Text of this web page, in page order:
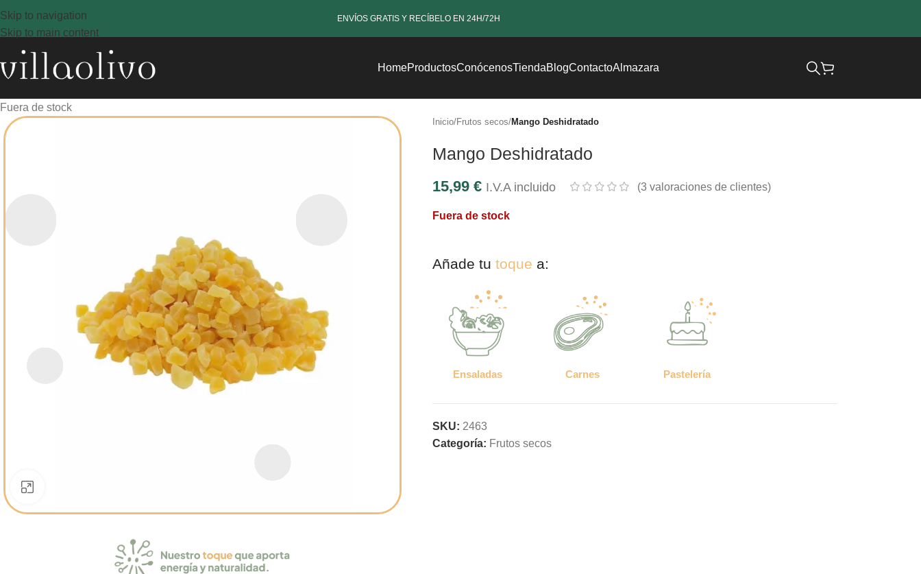
www.revestech.com
Skip to navigation
Skip to main content
ENVÍOS GRATIS Y RECÍBELO EN 24H/72H
HomeProductosConócenosTiendaBlogContactoAlmazara
Fuera de stock
Inicio/Frutos secos/Mango Deshidratado
Mango Deshidratado
15,99 € I.V.A incluido (3 valoraciones de clientes)
Fuera de stock
Añade tu toque a:
Ensaladas Carnes Pastelería
SKU: 2463
Categoría: Frutos secos